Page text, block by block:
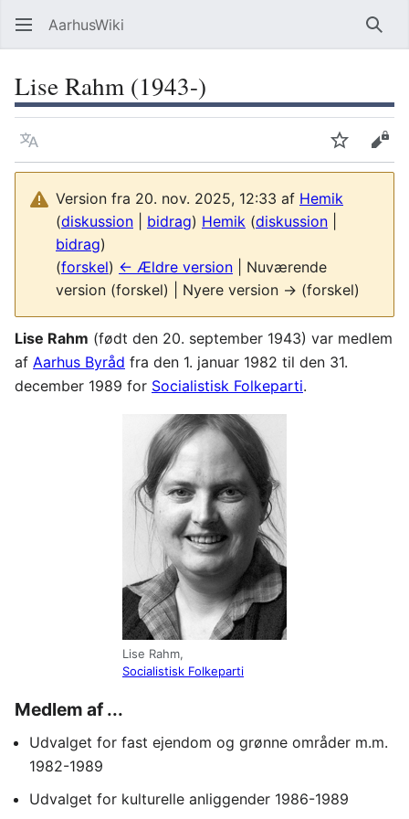
AarhusWiki Søg
Lise Rahm (1943-)
Sprog OvervågVis
Version fra 20. nov. 2025, 12:33 af Hemik
(diskussion bidrag) Hemik (diskussion
bidrag)
(forskel) ← Ældre version | Nuværende
version (forskel) | Nyere version → (forskel)
Lise Rahm (født den 20. september 1943) var medlem
af Aarhus Byråd fra den 1. januar 1982 til den 31.
december 1989 for Socialistisk Folkeparti.
Lise Rahm,
Socialistisk Folkeparti
Medlem af ...
Udvalget for fast ejendom og grønne områder m.m.
1982-1989
Udvalget for kulturelle anliggender 1986-1989